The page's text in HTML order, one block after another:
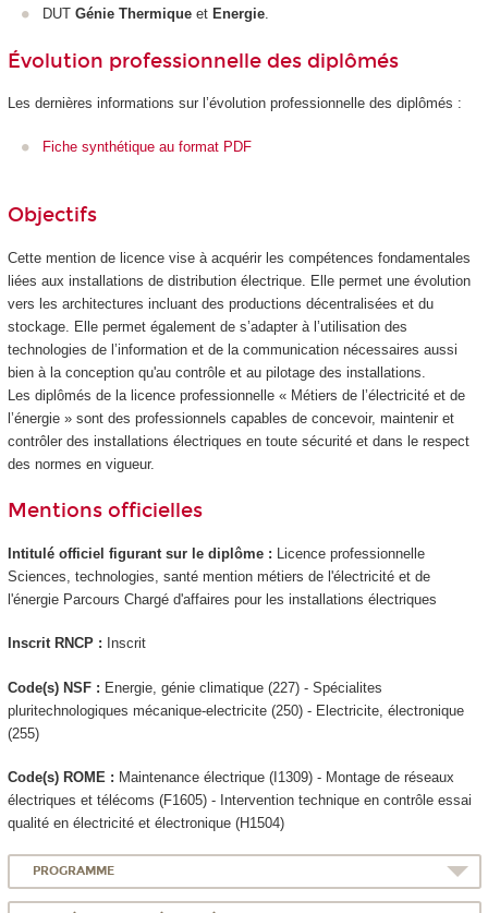
DUT Génie Thermique et Energie.
Évolution professionnelle des diplômés
Les dernières informations sur l’évolution professionnelle des diplômés :
Fiche synthétique au format PDF
Objectifs
Cette mention de licence vise à acquérir les compétences fondamentales
liées aux installations de distribution électrique. Elle permet une évolution
vers les architectures incluant des productions décentralisées et du
stockage. Elle permet également de s’adapter à l’utilisation des
technologies de l’information et de la communication nécessaires aussi
bien à la conception qu'au contrôle et au pilotage des installations.
Les diplômés de la licence professionnelle « Métiers de l’électricité et de
l’énergie » sont des professionnels capables de concevoir, maintenir et
contrôler des installations électriques en toute sécurité et dans le respect
des normes en vigueur.
Mentions officielles
Intitulé officiel figurant sur le diplôme : Licence professionnelle
Sciences, technologies, santé mention métiers de l'électricité et de
l'énergie Parcours Chargé d'affaires pour les installations électriques
Inscrit RNCP : Inscrit
Code(s) NSF : Energie, génie climatique (227) - Spécialites
pluritechnologiques mécanique-electricite (250) - Electricite, électronique
(255)
Code(s) ROME : Maintenance électrique (I1309) - Montage de réseaux
électriques et télécoms (F1605) - Intervention technique en contrôle essai
qualité en électricité et électronique (H1504)
PROGRAMME